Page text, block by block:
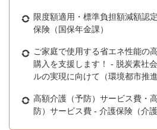
限度額適用・標準負担額減額認
保険（国保年金課）
ご家庭で使用する省エネ性能の
購入を支援します！ - 脱炭素社
ルの実現に向けて（環境都市推進
高額介護（予防）サービス費・
防）サービス費 - 介護保険（介護